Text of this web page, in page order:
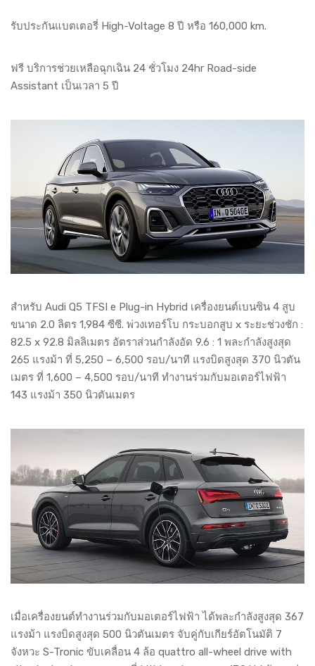
รับประกันแบตเตอรี่ High-Voltage 8 ปี หรือ 160,000 km.
ฟรี บริการช่วยเหลือฉุกเฉิน 24 ชั่วโมง 24hr Road-side
Assistant เป็นเวลา 5 ปี
สำหรับ Audi Q5 TFSI e Plug-in Hybrid เครื่องยนต์เบนซิน 4 สูบ
ขนาด 2.0 ลิตร 1,984 ซีซี. พ่วงเทอร์โบ กระบอกสูบ x ระยะช่วงชัก :
82.5 x 92.8 มิลลิเมตร อัตราส่วนกำลังอัด 9.6 : 1 พละกำลังสูงสุด
265 แรงม้า ที่ 5,250 – 6,500 รอบ/นาที แรงบิดสูงสุด 370 นิวตัน
เมตร ที่ 1,600 – 4,500 รอบ/นาที ทำงานร่วมกับมอเตอร์ไฟฟ้า
143 แรงม้า 350 นิวตันเมตร
เมื่อเครื่องยนต์ทำงานร่วมกับมอเตอร์ไฟฟ้า ได้พละกำลังสูงสุด 367
แรงม้า แรงบิดสูงสุด 500 นิวตันเมตร จับคู่กับเกียร์อัตโนมัติ 7
จังหวะ S-Tronic ขับเคลื่อน 4 ล้อ quattro all-wheel drive with